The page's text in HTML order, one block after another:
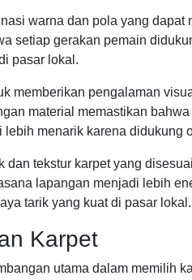
warna dan pola yang
setiap gerakan pemain
pasar lokal.
memberikan pengalaman
material memastikan
menarik karena
dan tekstur karpet yang
lapangan menjadi lebih
tarik yang kuat di pasar lokal.
Karpet
utama dalam memilih